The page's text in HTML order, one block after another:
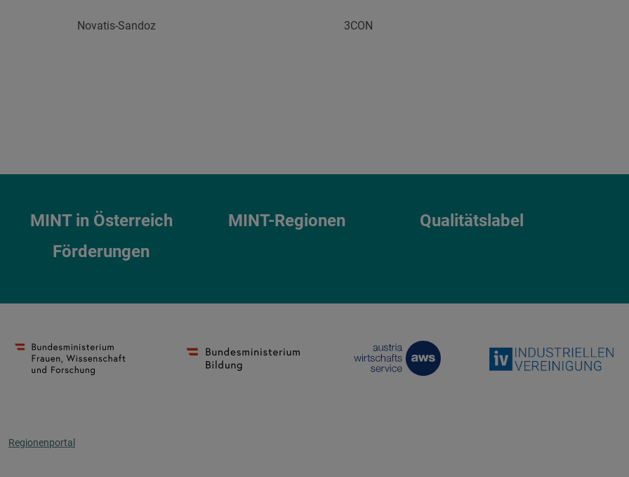
Novatis-Sandoz 3CON
MINT in Österreich MINT-Regionen Qualitätslabel
Förderungen
Regionenportal